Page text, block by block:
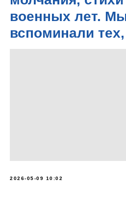
военных лет.
вспоминали тех,
2026-05-09 10:02